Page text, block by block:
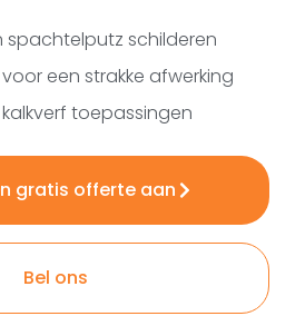
spachtelputz schilderen
een strakke afwerking
toepassingen
gratis offerte aan
Bel ons